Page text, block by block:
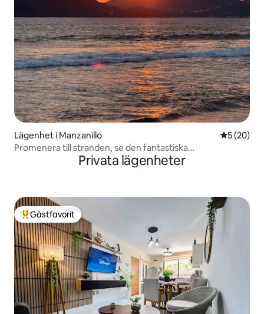
Lägenhet i Manzanillo 5 av 5 i
5 (20)
Promenera till stranden, se den fantastiska
Privata lägenheter
Populär gästfavorit
Gästfavorit